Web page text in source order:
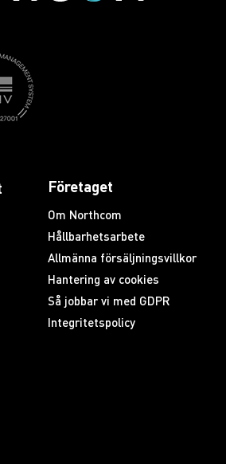
Företaget
Om Northcom
Hållbarhetsarbete
Allmänna försäljningsvillkor
Hantering av cookies
Så jobbar vi med GDPR
Integritetspolicy